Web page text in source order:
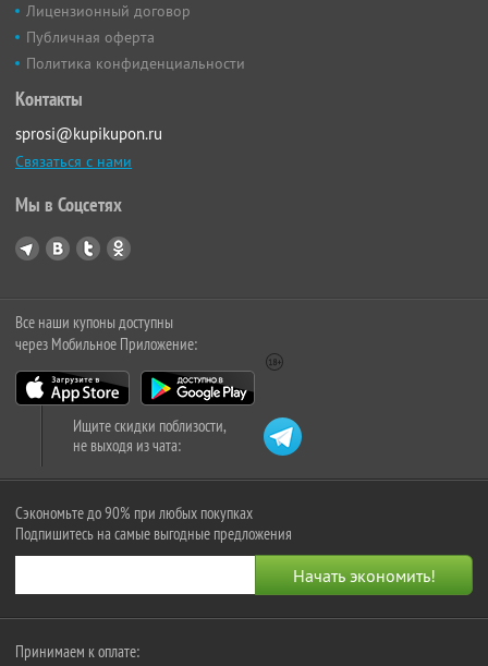
Лицензионный договор
Публичная оферта
Политика конфиденциальности
Контакты
sprosi@kupikupon.ru
Связаться с нами
Мы в Соцсетях
Все наши купоны доступны
через Мобильное Приложение:
Ищите скидки поблизости,
не выходя из чата:
Сэкономьте до 90% при любых покупках
Подпишитесь на самые выгодные предложения
Принимаем к оплате: